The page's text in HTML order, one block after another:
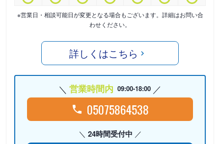
※営業日・相談可能日が変更となる場合もございます。詳細はお問い合
わせください。
詳しくはこちら
営業時間内 09:00-18:00
05075864538
24時間受付中